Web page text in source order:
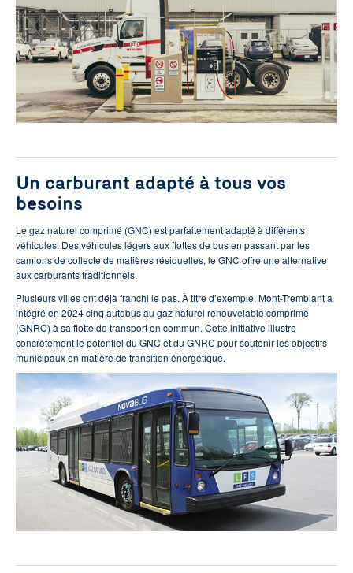
Un carburant adapté à tous vos
besoins
Le gaz naturel comprimé (GNC) est parfaitement adapté à différents
véhicules. Des véhicules légers aux flottes de bus en passant par les
camions de collecte de matières résiduelles, le GNC offre une alternative
aux carburants traditionnels.
Plusieurs villes ont déjà franchi le pas. À titre d’exemple, Mont-Tremblant a
intégré en 2024 cinq autobus au gaz naturel renouvelable comprimé
(GNRC) à sa flotte de transport en commun. Cette initiative illustre
concrètement le potentiel du GNC et du GNRC pour soutenir les objectifs
municipaux en matière de transition énergétique.